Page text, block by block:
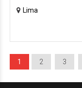
Lima
1 2 3